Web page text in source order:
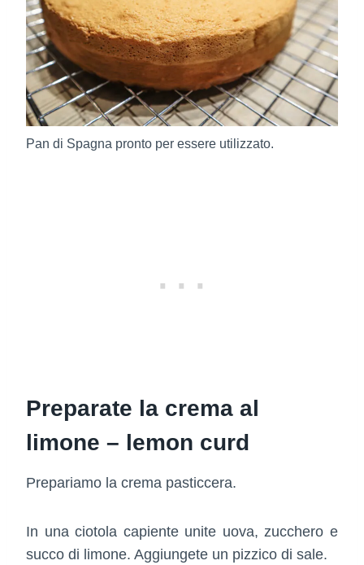
Pan di Spagna pronto per essere utilizzato.
Preparate la crema al
limone – lemon curd
Prepariamo la crema pasticcera.
In una ciotola capiente unite uova, zucchero e
succo di limone. Aggiungete un pizzico di sale.